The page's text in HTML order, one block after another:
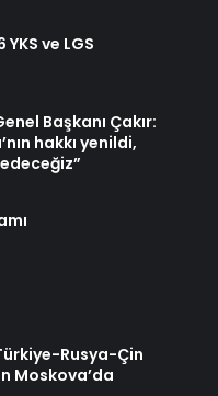
ve LGS
Başkanı Çakır:
hakkı yenildi,
Rusya-Çin
Moskova’da